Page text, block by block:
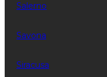
Salerno
Savona
Siracusa